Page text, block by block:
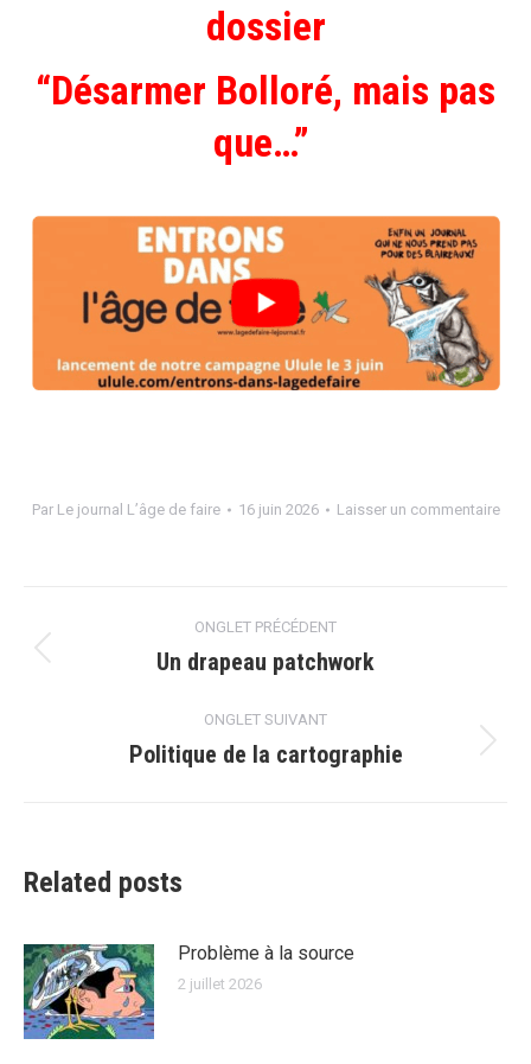
dossier
“Désarmer Bolloré, mais pas
que…”
Par Le journal L’âge de faire 16 juin 2026 Laisser un commentaire
Navigation
de
commentaire
ONGLET PRÉCÉDENT
Onglet
Un drapeau patchwork
ONGLET SUIVANT
Onglet
Politique de la cartographie
Related posts
Problème à la source
2 juillet 2026